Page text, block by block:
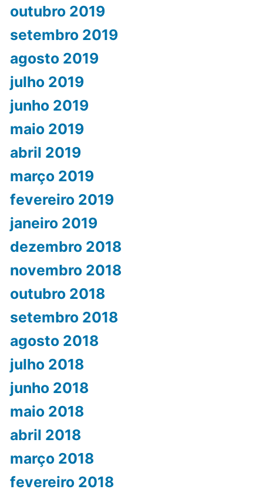
outubro 2019
setembro 2019
agosto 2019
julho 2019
junho 2019
maio 2019
abril 2019
março 2019
fevereiro 2019
janeiro 2019
dezembro 2018
novembro 2018
outubro 2018
setembro 2018
agosto 2018
julho 2018
junho 2018
maio 2018
abril 2018
março 2018
fevereiro 2018